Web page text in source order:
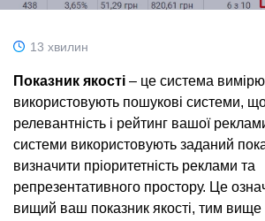
13 хвилин
Показник якості – це система
використовують пошукові системи,
релевантність і рейтинг вашої
системи використовують заданий
визначити пріоритетність реклами та
репрезентативного простору. Це
вищий ваш показник якості, тим